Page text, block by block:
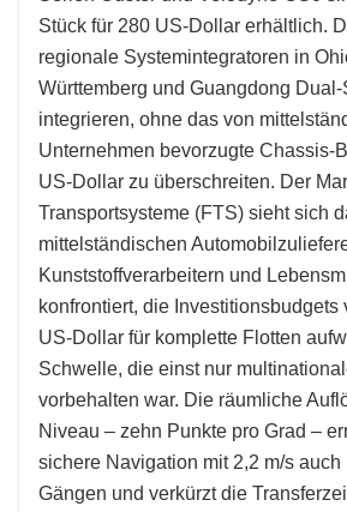
Stück für 280 US-Dollar erhältlich.
regionale Systemintegratoren in
Württemberg und Guangdong
integrieren, ohne das von
Unternehmen bevorzugte Chassis-
US-Dollar zu überschreiten. Der
Transportsysteme (FTS) sieht sich
mittelständischen
Kunststoffverarbeitern und
konfrontiert, die Investitionsbudgets
US-Dollar für komplette Flotten
Schwelle, die einst nur
vorbehalten war. Die räumliche
Niveau – zehn Punkte pro Grad –
sichere Navigation mit 2,2 m/s auch
Gängen und verkürzt die